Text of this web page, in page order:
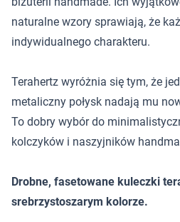
naturalne wzory sprawiają, że
indywidualnego charakteru.
Terahertz wyróżnia się tym, że
metaliczny połysk nadają mu
To dobry wybór do
kolczyków i naszyjników
Drobne, fasetowane kuleczki
srebrzystoszarym kolorze.